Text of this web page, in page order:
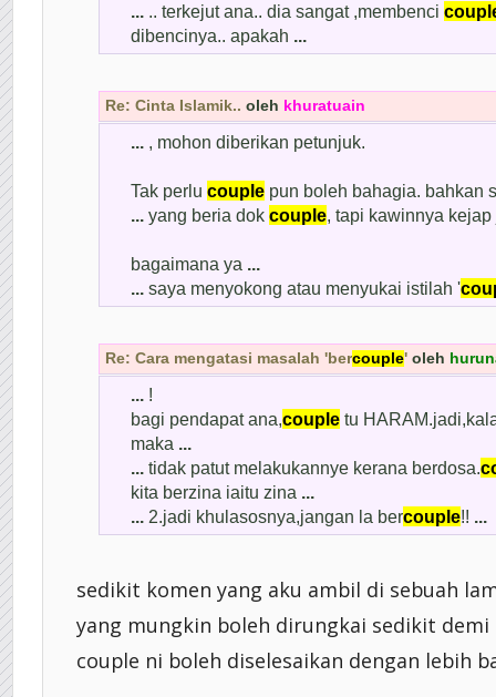
... .. terkejut ana.. dia sangat ,membenci
dibencinya.. apakah ...
Re: Cinta Islamik.. oleh khuratuain
... , mohon diberikan petunjuk.
Tak perlu couple pun boleh bahagia. bahkan
... yang beria dok couple, tapi kawinnya kejap
bagaimana ya ...
... saya menyokong atau menyukai istilah '
Re: Cara mengatasi masalah 'bercouple' oleh
... !
bagi pendapat ana,couple tu
maka ...
... tidak patut melakukannye kerana berdosa.
kita berzina iaitu zina ...
... 2.jadi khulasosnya,jangan la bercouple!! ...
sedikit komen yang aku ambil di sebuah
yang mungkin boleh dirungkai sedikit
couple ni boleh diselesaikan dengan lebih